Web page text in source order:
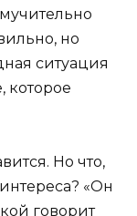
но
ситуация
которое
Но что,
«Он
говорит